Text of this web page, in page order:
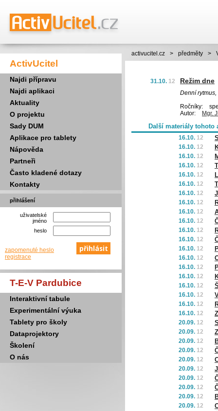
ActivUcitel
Najdi přípravu
Najdi aplikaci
Aktuality
O projektu
Sady DUM
Aplikace pro tablety
Nápověda
Partneři
Často kladené dotazy
Kontakty
přihlášení
uživatelské
jméno
heslo
zapomenuté heslo
registrace
T-E-V Pardubice
Interaktivní tabule
Experimentální výuka
Tablety pro školy
Dataprojektory
Školení
O nás
activucitel.cz > předměty >
31.10. 12 Režim dne
Denní
Ročníky:
Autor:
Mgr.
Další materiály tohoto
16.10. 12
16.10. 12
16.10. 12
16.10. 12
16.10. 12
16.10. 12
16.10. 12
16.10. 12
16.10. 12
16.10. 12
16.10. 12
16.10. 12
16.10. 12
16.10. 12
16.10. 12
16.10. 12
16.10. 12
16.10. 12
16.10. 12
16.10. 12
20.09. 12
20.09. 12
20.09. 12
20.09. 12
20.09. 12
20.09. 12
20.09. 12
20.09. 12
20.09. 12
20.09. 12